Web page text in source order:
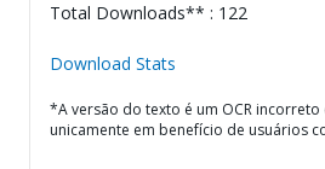
Total Downloads** : 122
Download Stats
*A versão do texto é um OCR incorreto
unicamente em benefício de usuários